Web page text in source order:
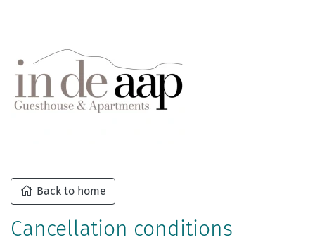
Back to home
Cancellation conditions